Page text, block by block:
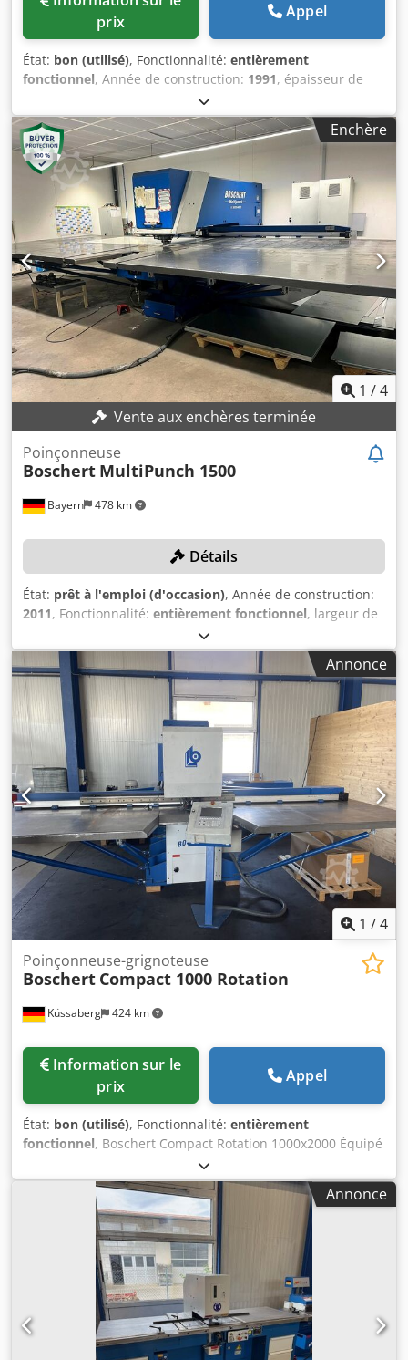
prix
Appel
État: bon (utilisé), Fonctionnalité: entièrement
fonctionnel, Année de construction: 1991, épaisseur de
, puissance:
poids total:1 600 kg, Force de coupe : 6 mm à 400 N/mm² 4
mm à 600 N/mm² Réglage de l'angle : réglable en continu
de 30° à 120° Dedpfx Ajzp Dr Tsmrsck Puissance
d'entraînement : environ 4 kW
Enchère
1 /4
Vente aux enchères terminée
Bayern 478 km
Poinçonneuse
Boschert MultiPunch 1500
Détails
État: prêt à l'emploi (d'occasion), Année de construction:
2011, Fonctionnalité: entièrement fonctionnel, largeur de
, force de poinçonnage:
pièce (max.):200 kg, épaisseur de tôle (max.):4 mm,
longueur de travail:3 000 mm, CARACTÉRISTIQUES
TECHNIQUES Dcedpfxszlivie Amrjk Force de poinçonnage
maximale : 280 kN Zone de travail : 1 500 x 3 000 mm
Épaisseur maximale de la tôle : 4 mm Poids maximal de la
pièce : 200 kg DÉTAILS DE LA MACHINE Poids de la
machine : 15 800 kg
Annonce
1 /4
Küssaberg 424 km
Poinçonneuse-grignoteuse
Boschert Compact 1000 Rotation
prix
Appel
État: bon (utilisé), Fonctionnalité: entièrement
fonctionnel, Boschert Compact Rotation 1000x2000 Équipé
du système d’outillage Trumpf, ce modèle est également
doté de la rotation Boschert, qui permet une rotation
continue à 360° de l’outil de poinçonnage, jusqu’à la taille
d’outil III. Force de poinçonnage : 28 tonnes. Dispositif de
pulvérisation. Dcedpfx Aeznu T Eomrok Système
d’aspiration des chutes de poinçonnage.
Annonce